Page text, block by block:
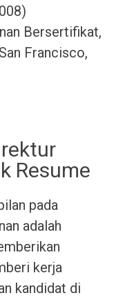
Bersertifikat,
Francisco,
Resume
pada
adalah
kerja
kandidat di